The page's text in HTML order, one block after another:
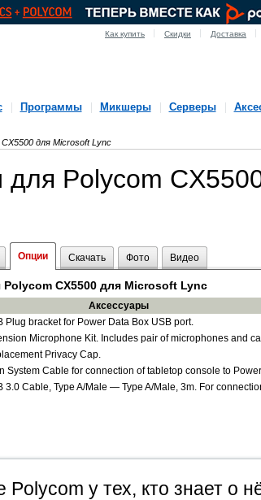
Как купить Скидки Доставка
Программы Микшеры Серверы
для Microsoft Lync
для Polycom
Опции Скачать Фото Видео
CX5500 для Microsoft Lync
Аксессуары
Plug bracket for Power Data Box USB port.
Microphone Kit. Includes pair of microphones and
Privacy Cap.
System Cable for connection of tabletop console to
3.0 Cable, Type A/Male — Type A/Male, 3m. For
Polycom у тех, кто знает о